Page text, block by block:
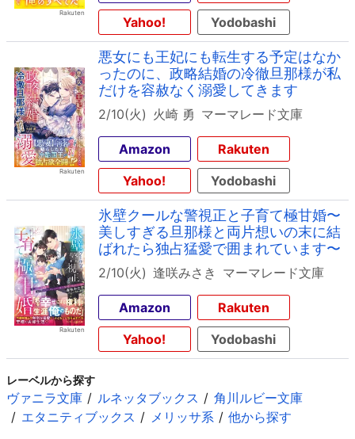
Yahoo!
Yodobashi
悪女にも王妃にも転生する予定はなか
ったのに、政略結婚の冷徹旦那様が私
だけを容赦なく溺愛してきます
2/10(火) 火崎 勇 マーマレード文庫
Amazon
Rakuten
Yahoo!
Yodobashi
氷壁クールな警視正と子育て極甘婚〜
美しすぎる旦那様と両片想いの末に結
ばれたら独占猛愛で囲まれています〜
2/10(火) 逢咲みさき マーマレード文庫
Amazon
Rakuten
Yahoo!
Yodobashi
レーベルから探す
ヴァニラ文庫 ルネッタブックス
角川ルビー文庫
エタニティブックス
メリッサ系 他から探す